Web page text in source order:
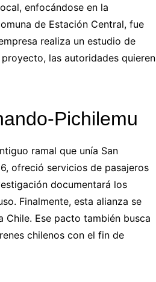
enfocándose en la
de Estación Central, fue
realiza un estudio de
las autoridades quieren
Pichilemu
ramal que unía San
ofreció servicios de pasajeros
documentará los
Finalmente, esta alianza se
Chile. Ese pacto también busca
chilenos con el fin de